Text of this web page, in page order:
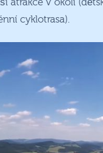
cyklotrasa).